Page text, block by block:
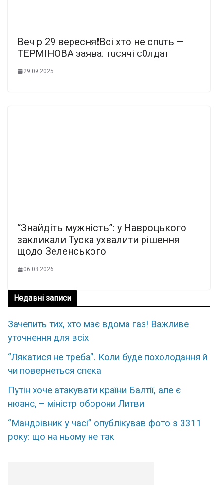
Beчip 29 вepecня❗️Bci xтo нe cпuть —
ТEPМIHOBA зaявa: тucячi c0лдaт
29.09.2025
“Знайдіть мужність”: у Навроцького
закликали Туска ухвалити рішення
щодо Зеленського
06.08.2026
Недавні записи
Зaчепить тих, xто має вдoма газ! Важливе
утoчнення для вcіх
“Лякатися не треба”. Коли буде похолодання й
чи повернеться спека
Путін хоче атакувати країни Балтії, але є
нюанс, – міністр оборони Литви
“Мандрівник у часі” опублікував фото з 3311
року: що на ньому не так